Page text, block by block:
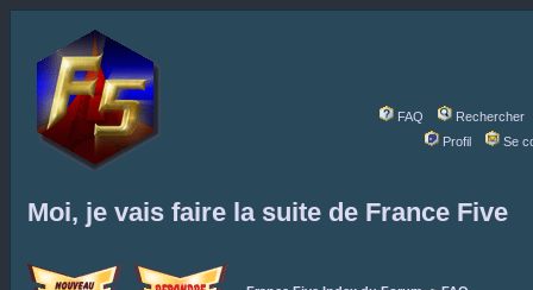
FAQ
Rechercher
Profil
Se
Moi, je vais faire la suite de France Five